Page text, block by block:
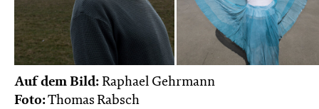
Auf dem Bild: Raphael Gehrmann
Foto:Thomas Rabsch